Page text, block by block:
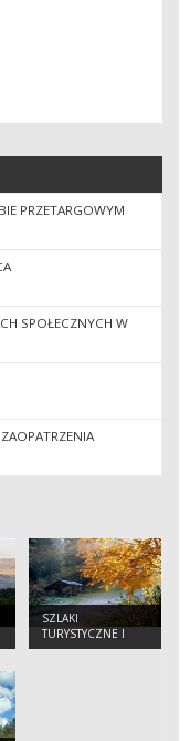
PRZETARGOWYM
SPOŁECZNYCH W
SZLAKI
TURYSTYCZNE I
TEMATYCZNE,